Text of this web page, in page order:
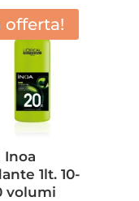
offerta!
Inoa
1lt. 10-
volumi